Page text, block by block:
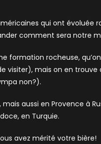
qui ont
comment sera notre
formation rocheuse,
mais on en trouve
non?).
aussi en Provence à
en Turquie.
avez mérité votre bière!